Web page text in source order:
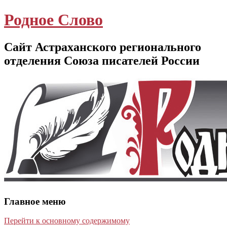
Родное Слово
Сайт Астраханского регионального
отделения Союза писателей России
Главное меню
Перейти к основному содержимому